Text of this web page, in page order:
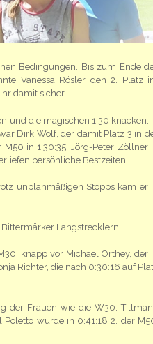
Bedingungen. Bis zum Ende
Vanessa Rösler den 2. Platz
damit sicher.
und die magischen 1:30 knacken.
Dirk Wolf, der damit Platz 3 in
in 1:30:35, Jörg-Peter Zöllner
persönliche Bestzeiten.
unplanmäßigen Stopps kam er
Langstrecklern.
knapp vor Michael Orthey, der
Richter, die nach 0:30:16 auf
der Frauen wie die W30.
wurde in 0:41:18 2. der